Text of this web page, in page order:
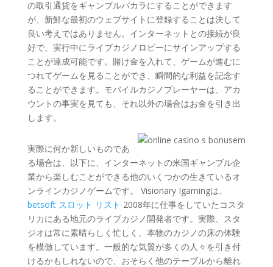
の取引通貨をギャンブルバカラにすることができます
が、新鮮な最初のウェブサイトに登録することは決して
良い考えではありません。インターネットとの接続が良
好で、実行中にライブカジノロビーにサインアップする
ことが達成可能です。賭け金を入れて、ゲームが進むに
つれてゲームを見ることができ、瞬間的な利益を記念す
ることができます。モバイルカジノプレーヤーは、アカ
ウントの事実を見ても、それ以外の場合はお金を引き出
します。
実際に何か新しいものであ
る場合は、以下に、インターネットの米国ギャンブル企
業から楽しむことができる他のいくつかの生きているオ
ンラインカジノゲームです。 Visionary Igamingは、
betsoft スロット リスト 2008年に仕事をしていたコスタ
リカにある地元のライブカジノ開発者です。実際、スタ
ジオは常に素晴らしく忙しく、本物のカジノの床の体験
を模倣しています。一般的な気質が多くの人々を引き付
けるかもしれないので、おそらく他のテーブルから離れ